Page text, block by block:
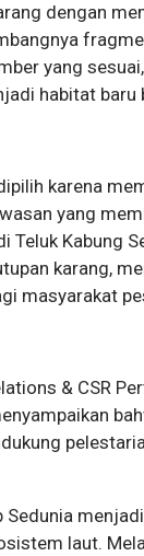
dengan
yang
habitat baru
karena
yang
Teluk Kabung
karang,
masyarakat
& CSR
Sedunia
laut.